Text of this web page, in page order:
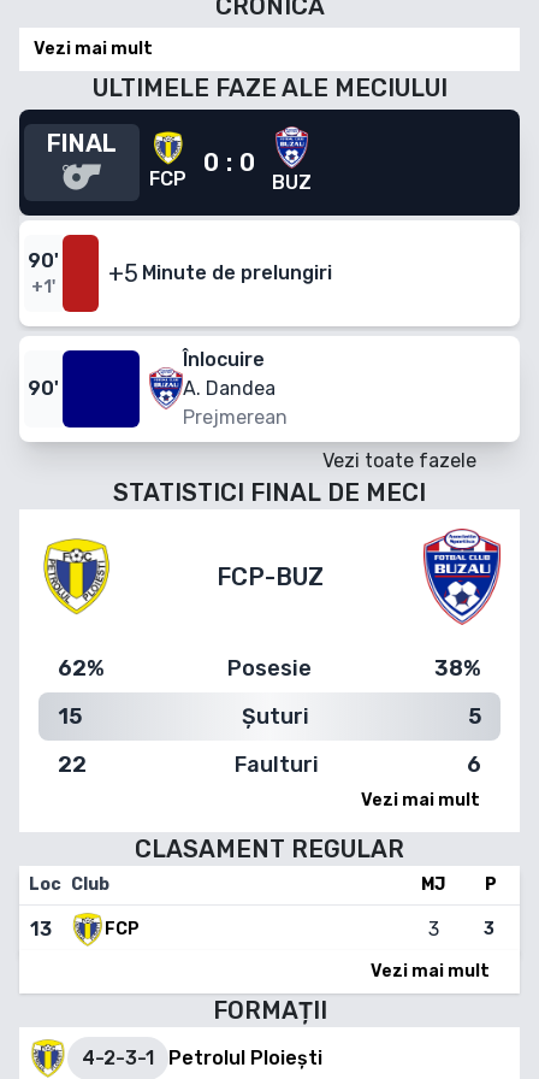
Vezi mai mult
ULTIMELE FAZE ALE MECIULUI
FINAL
FCP
0 : 0
BUZ
90'
+1' +5 Minute de prelungiri
90'
Înlocuire
A. Dandea
Prejmerean
Vezi toate fazele
STATISTICI FINAL DE MECI
FCP-BUZ
62% Posesie
38%
15
Șuturi
5
22
Faulturi 6
Vezi mai mult
CLASAMENT REGULAR
Loc Club MJ P
13 FCP 3 3
Vezi mai mult
FORMAȚII
4-2-3-1 Petrolul Ploiești